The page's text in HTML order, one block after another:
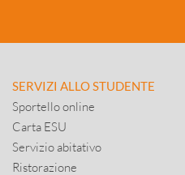
SERVIZI ALLO STUDENTE
Sportello online
Carta ESU
Servizio abitativo
Ristorazione